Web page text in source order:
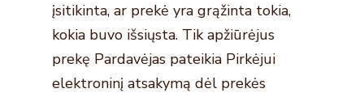
įsitikinta, ar prekė yra grąžinta tokia,
kokia buvo išsiųsta. Tik apžiūrėjus
prekę Pardavėjas pateikia Pirkėjui
elektroninį atsakymą dėl prekės